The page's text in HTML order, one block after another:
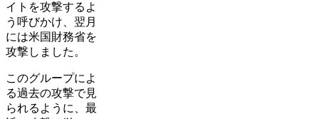
イトを攻撃するよ
う呼びかけ、翌月
には米国財務省を
攻撃しました。
このグループによ
る過去の攻撃で見
られるように、最